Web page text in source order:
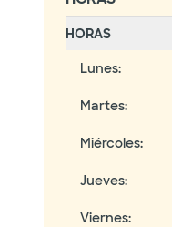
HORAS
Lunes:
Martes:
Miércoles:
Jueves:
Viernes: